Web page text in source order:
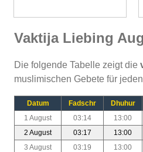
Vaktija Liebing
Die folgende Tabelle zeigt die
muslimischen Gebete für
Datum Fadschr Dhuhur
1 August
03:14 13:00
2 August
03:17 13:00
3 August
03:19 13:00